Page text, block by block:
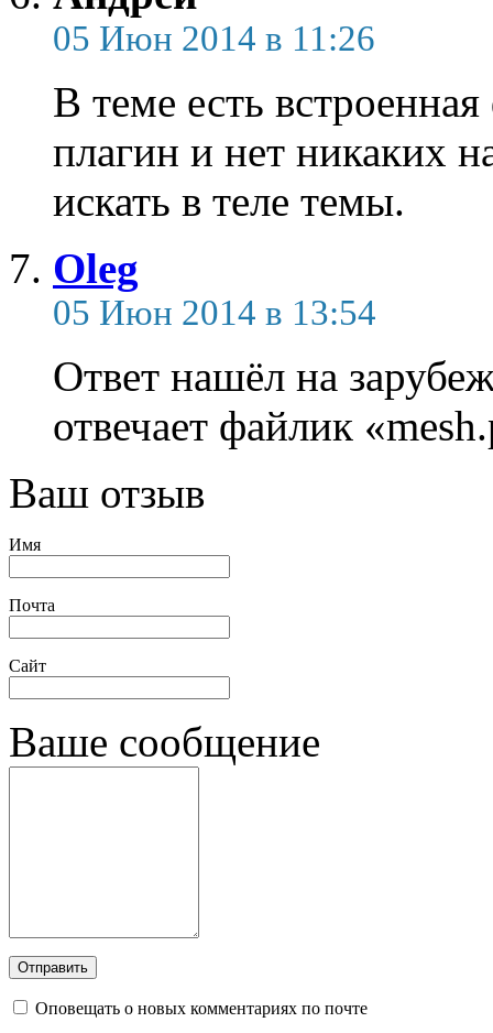
05 Июн 2014 в 11:26
В теме есть
плагин и нет никаких
искать в теле темы.
Oleg
05 Июн 2014 в 13:54
Ответ нашёл на
отвечает файлик
Ваш отзыв
Имя
Почта
Сайт
Ваше сообщение
Оповещать о новых комментариях по почте